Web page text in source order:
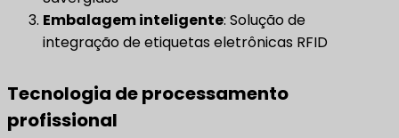
Embalagem inteligente: Solução de
integração de etiquetas eletrônicas RFID
Tecnologia de processamento
profissional